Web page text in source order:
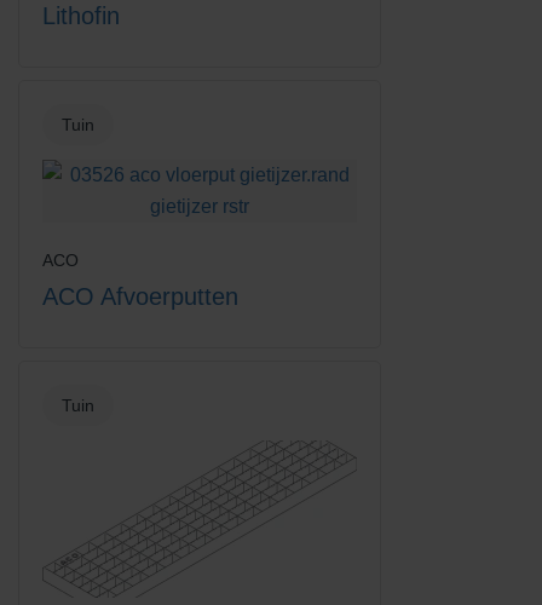
Lithofin
Tuin
ACO
ACO Afvoerputten
Tuin